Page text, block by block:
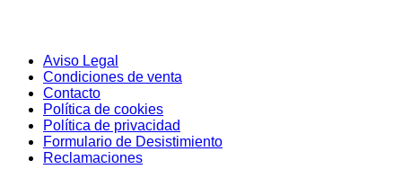
Aviso Legal
Condiciones de venta
Contacto
Política de cookies
Política de privacidad
Formulario de Desistimiento
Reclamaciones